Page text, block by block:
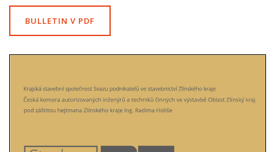
PŘEDCHOZÍ ROČNÍKY
BULLETIN V PDF